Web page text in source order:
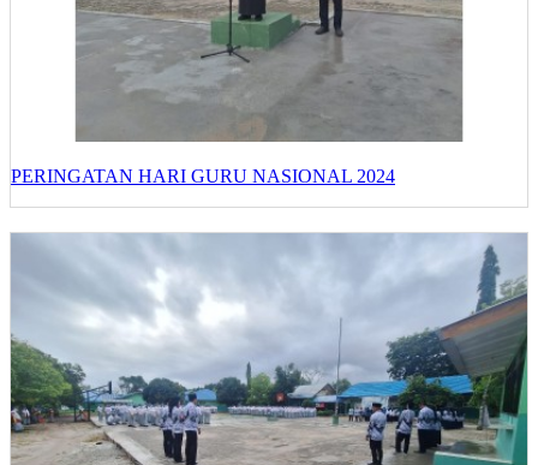
PERINGATAN HARI GURU NASIONAL 2024